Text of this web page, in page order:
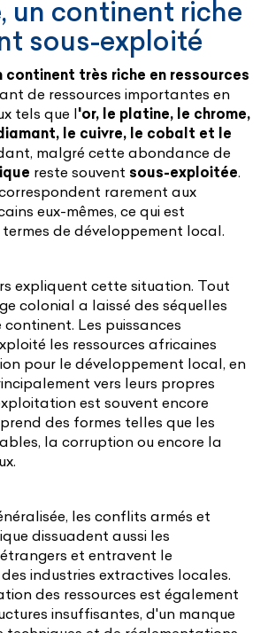
un continent riche
sous-exploité
continent très riche en ressources
de ressources importantes en
tels que l'or, le platine, le chrome,
le cuivre, le cobalt et le
malgré cette abondance de
reste souvent sous-exploitée.
rarement aux
eux-mêmes, ce qui est
de développement local.
expliquent cette situation. Tout
colonial a laissé des séquelles
Les puissances
les ressources africaines
pour le développement local, en
vers leurs propres
est souvent encore
des formes telles que les
la corruption ou encore la
les conflits armés et
dissuadent aussi les
et entravent le
industries extractives locales.
des ressources est également
insuffisantes, d'un manque